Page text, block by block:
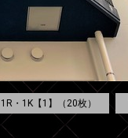
1R・1K【1】（20枚）